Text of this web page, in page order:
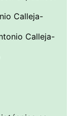
Calleja-
Calleja-